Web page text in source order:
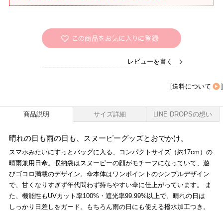
レビューを書く
[送料について ]
商品説明 サイズ詳細 LINE DROPSの想い
晴れの日も雨の日も、スヌーピーグッズとおでかけ。
スマホみたいにすっとバッグに入る、コンパクトサイズ（約17cm）の
晴雨兼用日傘。収納袋はスヌーピーの顔がモチーフになっていて、遊
びゴコロ満載のデザイン。傘本体はワンポイントのシンプルデザイン
で、甘くなりすぎず年代問わず持ちやすい傘に仕上がっています。 ま
た、機能性もUVカット率100%・遮光率99.99%以上で、晴れの日は
しっかり日差しをガード。もちろん雨の日にも使える撥水加工つき。